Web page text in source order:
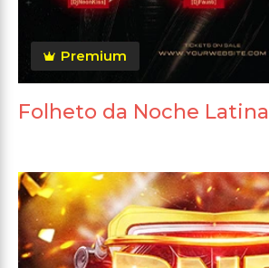
Premium
Folheto da Noche Latina